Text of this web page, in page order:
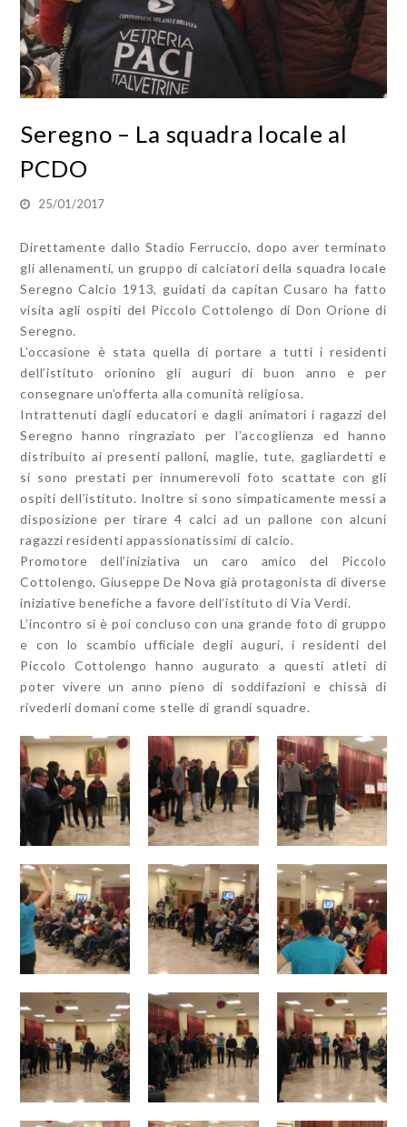
Seregno – La squadra locale al
PCDO
25/01/2017
Direttamente dallo Stadio Ferruccio, dopo aver terminato
gli allenamenti, un gruppo di calciatori della squadra locale
Seregno Calcio 1913, guidati da capitan Cusaro ha fatto
visita agli ospiti del Piccolo Cottolengo di Don Orione di
Seregno.
L’occasione è stata quella di portare a tutti i residenti
dell’istituto orionino gli auguri di buon anno e per
consegnare un’offerta alla comunità religiosa.
Intrattenuti dagli educatori e dagli animatori i ragazzi del
Seregno hanno ringraziato per l’accoglienza ed hanno
distribuito ai presenti palloni, maglie, tute, gagliardetti e
si sono prestati per innumerevoli foto scattate con gli
ospiti dell’istituto. Inoltre si sono simpaticamente messi a
disposizione per tirare 4 calci ad un pallone con alcuni
ragazzi residenti appassionatissimi di calcio.
Promotore dell’iniziativa un caro amico del Piccolo
Cottolengo, Giuseppe De Nova già protagonista di diverse
iniziative benefiche a favore dell’istituto di Via Verdi.
L’incontro si è poi concluso con una grande foto di gruppo
e con lo scambio ufficiale degli auguri, i residenti del
Piccolo Cottolengo hanno augurato a questi atleti di
poter vivere un anno pieno di soddifazioni e chissà di
rivederli domani come stelle di grandi squadre.